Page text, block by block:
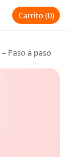
Carrito 0
Paso a paso